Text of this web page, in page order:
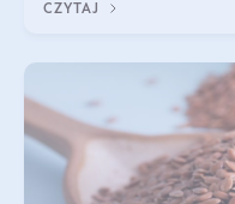
CZYTAJ